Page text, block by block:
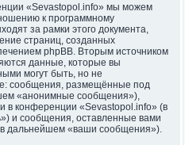
«Sevastopol.info» мы можем
к программному
за рамки этого документа,
страниц, созданных
phpBB. Вторым источником
данные, которые вы
могут быть, но не
сообщения, размещённые под
«анонимные сообщения»),
в конференции «Sevastopol.info» (в
и сообщения, оставленные вами
дальнейшем «ваши сообщения»).